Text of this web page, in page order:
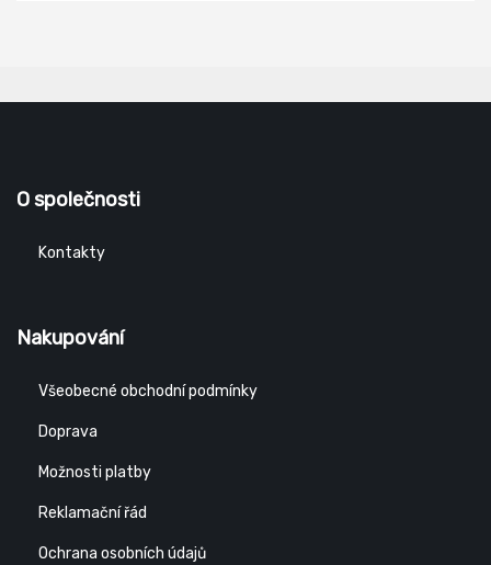
O společnosti
Kontakty
Nakupování
Všeobecné obchodní podmínky
Doprava
Možnosti platby
Reklamační řád
Ochrana osobních údajů